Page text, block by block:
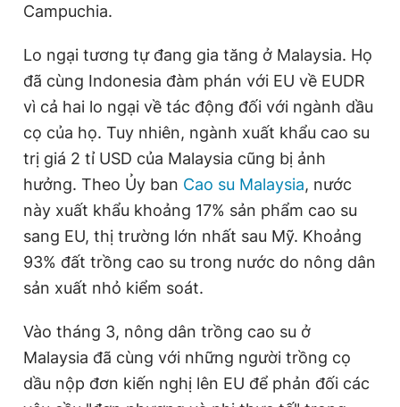
Campuchia.
Lo ngại tương tự đang gia tăng ở Malaysia. Họ
đã cùng Indonesia đàm phán với EU về EUDR
vì cả hai lo ngại về tác động đối với ngành dầu
cọ của họ. Tuy nhiên, ngành xuất khẩu cao su
trị giá 2 tỉ USD của Malaysia cũng bị ảnh
hưởng. Theo Ủy ban Cao su Malaysia, nước
này xuất khẩu khoảng 17% sản phẩm cao su
sang EU, thị trường lớn nhất sau Mỹ. Khoảng
93% đất trồng cao su trong nước do nông dân
sản xuất nhỏ kiểm soát.
Vào tháng 3, nông dân trồng cao su ở
Malaysia đã cùng với những người trồng cọ
dầu nộp đơn kiến nghị lên EU để phản đối các